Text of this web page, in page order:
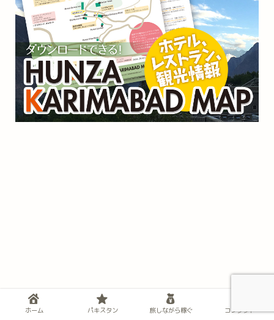
ホーム パキスタン 旅しながら稼ぐ コンタクト